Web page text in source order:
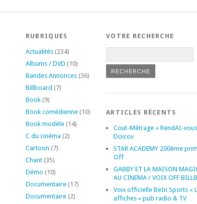
RUBRIQUES
Actualités(234)
Albums / DVD (10)
Bandes Annonces(36)
Billboard (7)
Book(9)
Book comédienne(10)
Book modèle(14)
C du cinéma (2)
Cartoon (7)
Chant(35)
Démo (10)
Documentaire(17)
Documentaire(2)
VOTRE RECHERCHE
ARTICLES RÉCENTS
Cout-Métrage « RendAI-
Doicov
STAR ACADEMY 200ème
Off
GABBY ET LA MAISON
AU CINEMA / VOIX OFF
Voix officielle BeIn Sports «
affiches » pub radio & TV